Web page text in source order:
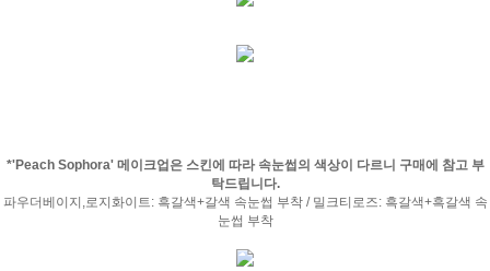
*'Peach Sophora' 메이크업은 스킨에 따라 속눈썹의 색상이 다르니 구매에 참고 부
탁드립니다.
파우더베이지,로지화이트: 흑갈색+갈색 속눈썹 부착 / 밀크티로즈: 흑갈색+흑갈색 속
눈썹 부착